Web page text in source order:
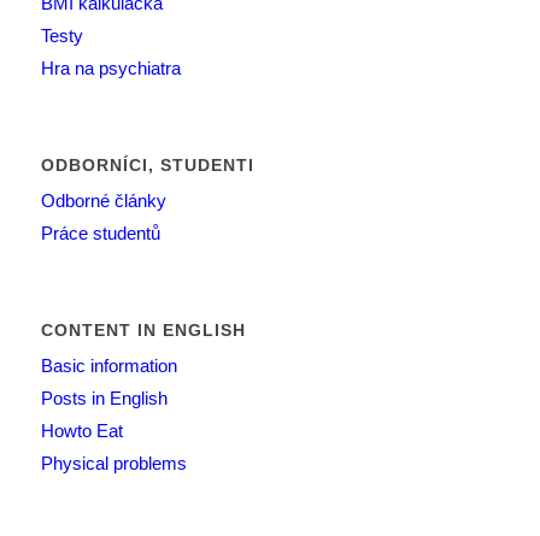
Testy
Hra na psychiatra
ODBORNÍCI, STUDENTI
Odborné články
Práce studentů
CONTENT IN ENGLISH
Basic information
Posts in English
Howto Eat
Physical problems